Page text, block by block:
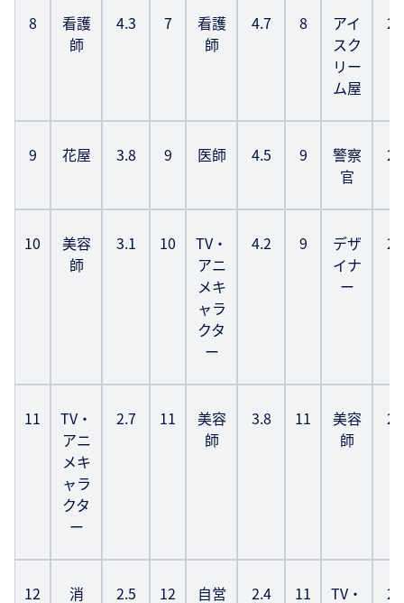
8
看護
師
4.3 7
看護
師
4.7 8
アイ
スク
リー
ム屋
9 花屋 3.8 9 医師 4.5 9
警察
官
10
美容
師
3.1 10
TV・
アニ
メキ
ャラ
クタ
ー
4.2 9
デザ
イナ
ー
11
TV・
アニ
メキ
ャラ
クタ
ー
2.7 11
美容
師
3.8 11
美容
師
12 消 2.5 12 自営 2.4 11 TV・